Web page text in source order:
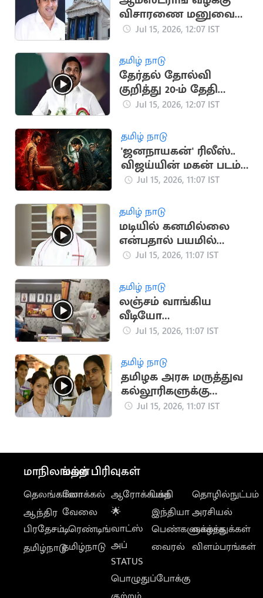
விசாரணை மனுவை
திரும்ப பெற்ற தமிழக
Jul 15, 2026, 12:07 IST
தமிழ் நாடு
தேர்தல் தோல்வி
குறித்து 20-ம் தேதி
முதல் இபிஎஸ்
Jul 15, 2026, 12:07 IST
தமிழ் நாடு
'ஜனநாயகன்' ரிலீஸ்..
விஜய்யின் மகன் படம்
தள்ளிப்போக வாய்ப்பு?
Jul 15, 2026, 11:07 IST
தமிழ் நாடு
மடியில் கனமில்லை
என்பதால் பயமில்லை:
அமைச்சர் எ.வ.வேலு
Jul 15, 2026, 11:07 IST
தமிழ் நாடு
லஞ்சம் வாங்கிய
வீடியோ
வெளியானதால்
வீராசாமி நீக்கம்
Jul 15, 2026, 11:07 IST
தமிழ் நாடு
தமிழக அரசு மருத்துவ
கல்லூரிகளுக்கு
கூடுதலாக 150 இடங்கள்
Jul 15, 2026, 11:07 IST
மாநிலங்கள்
தெலங்கானா
ஆந்திர
பிரதேசம்
தமிழ்நாடு
மற்ற பிரிவுகள்
லோக்கல்
வேலை
டிரெண்டிங்
தமிழ்நாடு
ஆரோக்கியம்
🌟
வாட்ஸ்
அப்
STATUS
பொழுதுப்போக்கு
பக்தி
இந்தியா
பெண்களுக்காக
வைரல்
தொழில்நுட்பம்
அரசியல்
வாழ்த்துக்கள்
விளம்பரங்கள்